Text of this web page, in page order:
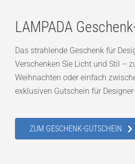
LAMPADA
Das strahlende Geschenk für
Verschenken Sie Licht und Stil –
Weihnachten oder einfach
exklusiven Gutschein für
ZUM GESCHENK-GUTSCHEIN